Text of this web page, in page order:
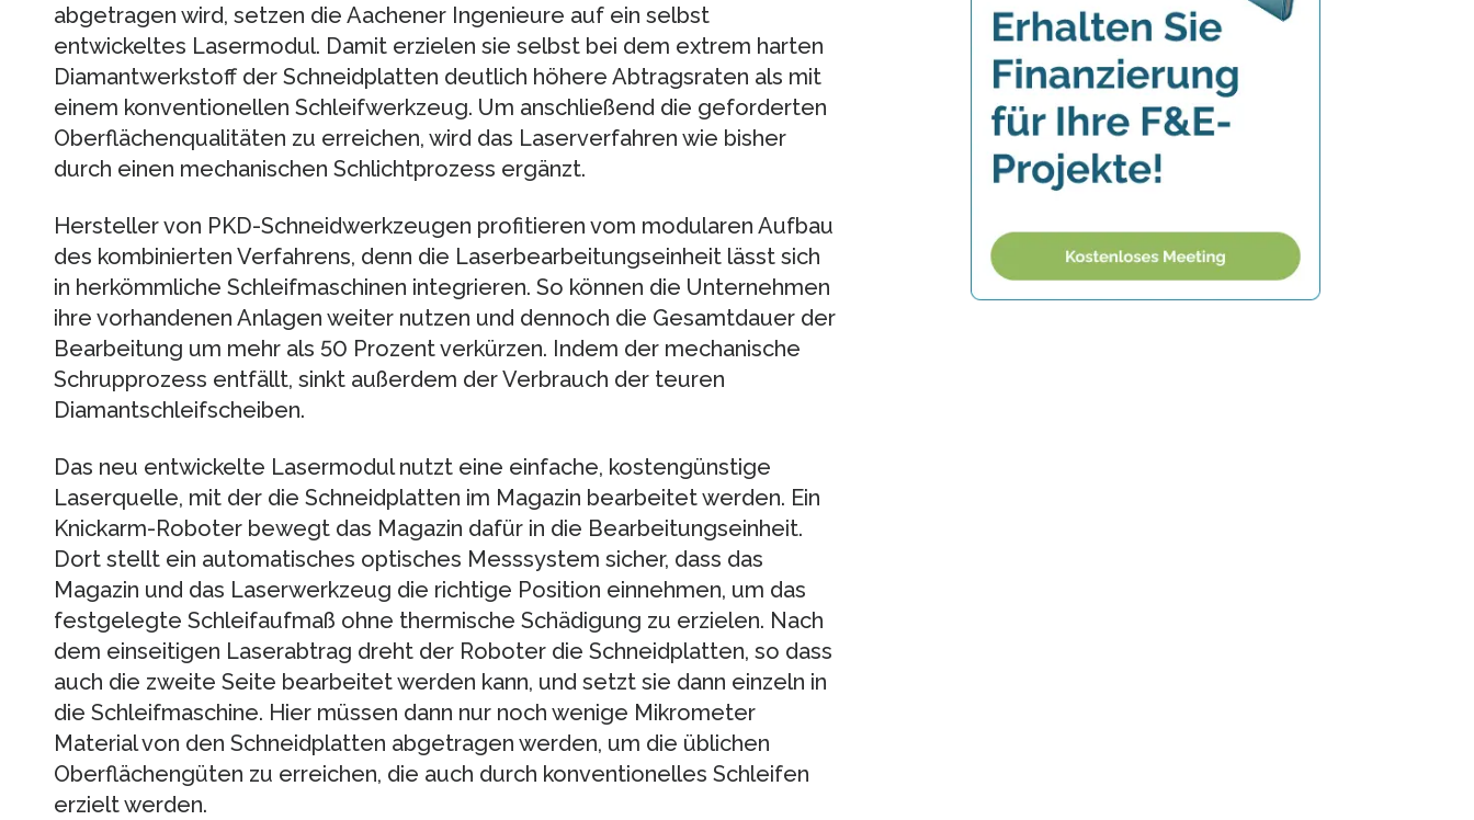
abgetragen wird, setzen die Aachener Ingenieure auf ein selbst
entwickeltes Lasermodul. Damit erzielen sie selbst bei dem extrem harten
Diamantwerkstoff der Schneidplatten deutlich höhere Abtragsraten als mit
einem konventionellen Schleifwerkzeug. Um anschließend die geforderten
Oberflächenqualitäten zu erreichen, wird das Laserverfahren wie bisher
durch einen mechanischen Schlichtprozess ergänzt.
Hersteller von PKD-Schneidwerkzeugen profitieren vom modularen Aufbau
des kombinierten Verfahrens, denn die Laserbearbeitungseinheit lässt sich
in herkömmliche Schleifmaschinen integrieren. So können die Unternehmen
ihre vorhandenen Anlagen weiter nutzen und dennoch die Gesamtdauer der
Bearbeitung um mehr als 50 Prozent verkürzen. Indem der mechanische
Schrupprozess entfällt, sinkt außerdem der Verbrauch der teuren
Diamantschleifscheiben.
Das neu entwickelte Lasermodul nutzt eine einfache, kostengünstige
Laserquelle, mit der die Schneidplatten im Magazin bearbeitet werden. Ein
Knickarm-Roboter bewegt das Magazin dafür in die Bearbeitungseinheit.
Dort stellt ein automatisches optisches Messsystem sicher, dass das
Magazin und das Laserwerkzeug die richtige Position einnehmen, um das
festgelegte Schleifaufmaß ohne thermische Schädigung zu erzielen. Nach
dem einseitigen Laserabtrag dreht der Roboter die Schneidplatten, so dass
auch die zweite Seite bearbeitet werden kann, und setzt sie dann einzeln in
die Schleifmaschine. Hier müssen dann nur noch wenige Mikrometer
Material von den Schneidplatten abgetragen werden, um die üblichen
Oberflächengüten zu erreichen, die auch durch konventionelles Schleifen
erzielt werden.